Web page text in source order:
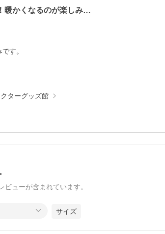
暖かくなるのが楽しみ…
す。
ターグッズ館
ューが含まれています。
サイズ